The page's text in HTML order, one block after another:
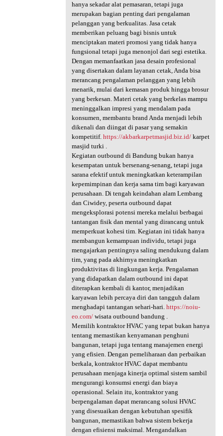
hanya sekadar alat pemasaran, tetapi juga
merupakan bagian penting dari pengalaman
pelanggan yang berkualitas. Jasa cetak
memberikan peluang bagi bisnis untuk
menciptakan materi promosi yang tidak hanya
fungsional tetapi juga menonjol dari segi estetika.
Dengan memanfaatkan jasa desain profesional
yang disertakan dalam layanan cetak, Anda bisa
merancang pengalaman pelanggan yang lebih
menarik, mulai dari kemasan produk hingga brosur
yang berkesan. Materi cetak yang berkelas mampu
meninggalkan impresi yang mendalam pada
konsumen, membantu brand Anda menjadi lebih
dikenali dan diingat di pasar yang semakin
kompetitif. https://akbarkarpetmasjid.biz.id/karpet
masjid turki .
Kegiatan outbound di Bandung bukan hanya
kesempatan untuk bersenang-senang, tetapi juga
sarana efektif untuk meningkatkan keterampilan
kepemimpinan dan kerja sama tim bagi karyawan
perusahaan. Di tengah keindahan alam Lembang
dan Ciwidey, peserta outbound dapat
mengeksplorasi potensi mereka melalui berbagai
tantangan fisik dan mental yang dirancang untuk
memperkuat kohesi tim. Kegiatan ini tidak hanya
membangun kemampuan individu, tetapi juga
mengajarkan pentingnya saling mendukung dalam
tim, yang pada akhirnya meningkatkan
produktivitas di lingkungan kerja. Pengalaman
yang didapatkan dalam outbound ini dapat
diterapkan kembali di kantor, menjadikan
karyawan lebih percaya diri dan tangguh dalam
menghadapi tantangan sehari-hari. https://noiu-
eo.com/wisata outbound bandung .
Memilih kontraktor HVAC yang tepat bukan hanya
tentang memastikan kenyamanan penghuni
bangunan, tetapi juga tentang manajemen energi
yang efisien. Dengan pemeliharaan dan perbaikan
berkala, kontraktor HVAC dapat membantu
perusahaan menjaga kinerja optimal sistem sambil
mengurangi konsumsi energi dan biaya
operasional. Selain itu, kontraktor yang
berpengalaman dapat merancang solusi HVAC
yang disesuaikan dengan kebutuhan spesifik
bangunan, memastikan bahwa sistem bekerja
dengan efisiensi maksimal. Mengandalkan